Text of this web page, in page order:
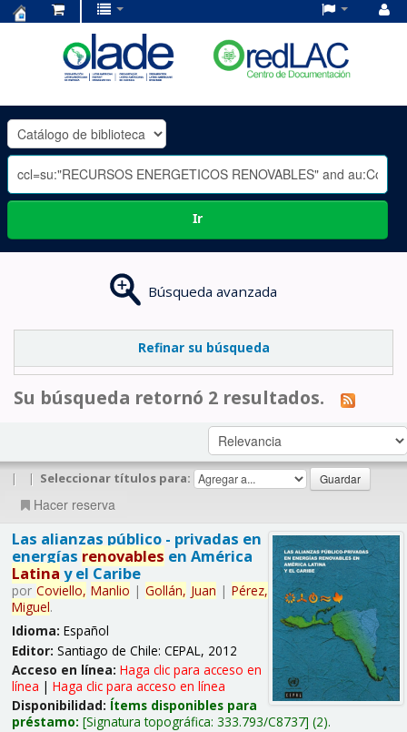
OLADE
-
Ir
Búsqueda avanzada
Refinar su búsqueda
Su búsqueda retornó 2 resultados.
| | Seleccionar títulos para:
Hacer reserva
Las alianzas público - privadas en
energías renovables en América
Latina y el Caribe
por Coviello, Manlio | Gollán, Juan | Pérez,
Miguel.
Idioma: Español
Editor: Santiago de Chile: CEPAL, 2012
Acceso en línea: Haga clic para acceso en
línea | Haga clic para acceso en línea
Disponibilidad: Ítems disponibles para
préstamo: Signatura topográfica: 333.793/C8737 (2).